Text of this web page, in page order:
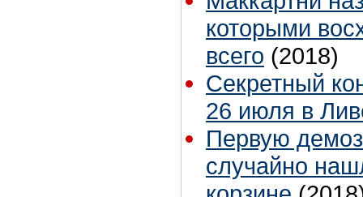
которыми
всего (2018)
Секретный
26 июля в
Первую
случайно